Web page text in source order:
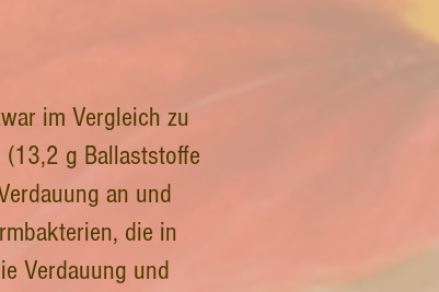
im Vergleich zu
g Ballaststoffe
an und
die in
Verdauung und